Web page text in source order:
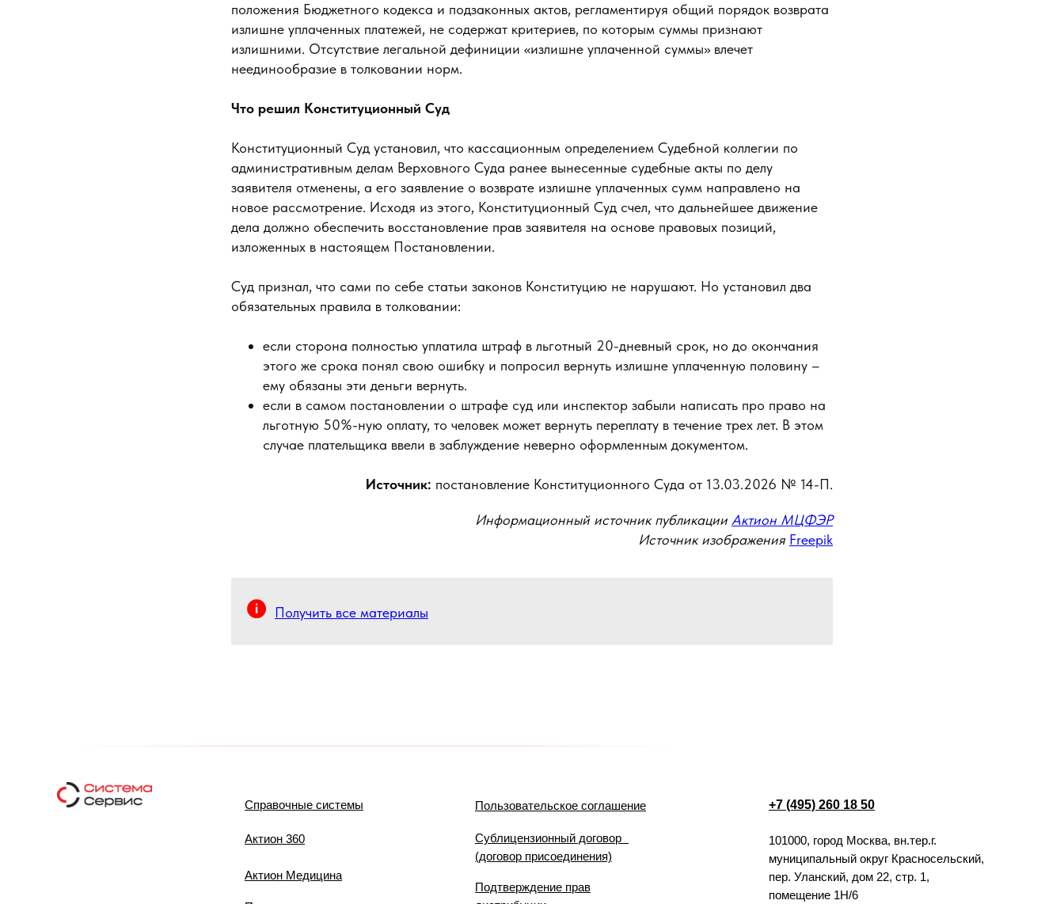
положения Бюджетного кодекса и подзаконных актов, регламентируя общий порядок возврата
излишне уплаченных платежей, не содержат критериев, по которым суммы признают
излишними. Отсутствие легальной дефиниции «излишне уплаченной суммы» влечет
неединообразие в толковании норм.
Что решил Конституционный Суд
Конституционный Суд установил, что кассационным определением Судебной коллегии по
административным делам Верховного Суда ранее вынесенные судебные акты по делу
заявителя отменены, а его заявление о возврате излишне уплаченных сумм направлено на
новое рассмотрение. Исходя из этого, Конституционный Суд счел, что дальнейшее движение
дела должно обеспечить восстановление прав заявителя на основе правовых позиций,
изложенных в настоящем Постановлении.
Суд признал, что сами по себе статьи законов Конституцию не нарушают. Но установил два
обязательных правила в толковании:
если сторона полностью уплатила штраф в льготный 20-дневный срок, но до окончания
этого же срока понял свою ошибку и попросил вернуть излишне уплаченную половину –
ему обязаны эти деньги вернуть.
если в самом постановлении о штрафе суд или инспектор забыли написать про право на
льготную 50%-ную оплату, то человек может вернуть переплату в течение трех лет. В этом
случае плательщика ввели в заблуждение неверно оформленным документом.
Источник: постановление Конституционного Суда от 13.03.2026 № 14-П.
Информационный источник публикации Актион МЦФЭР
Источник изображения Freepik
Получить все материалы
+7 (495) 260 18 50
101000, город Москва, вн.тер.г.
муниципальный округ Красносельский,
пер. Уланский, дом 22, стр. 1,
помещение 1Н/6
Справочные системы
Актион 360
Актион Медицина
Пользовательское соглашение
Сублицензионный договор
(договор присоединения)
Подтверждение прав